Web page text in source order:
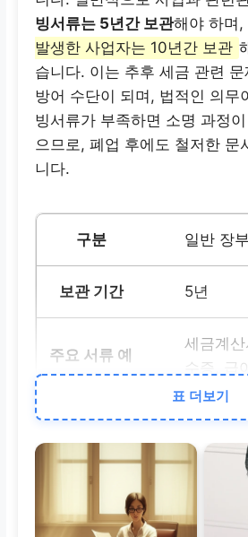
빙서류는 5년간 보관해야 하며,
발생한 사업자는 10년간 보관
습니다. 이는 추후 세금 관련
방어 수단이 되며, 법적인 의무
빙서류가 부족하면 소명 과정
으므로, 폐업 후에도 철저한 문
니다.
일반 장
5년
세금계
수증, 급
래내역
결손금
표 더보기